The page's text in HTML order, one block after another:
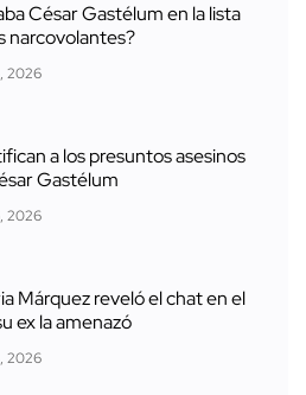
César Gastélum en la lista
narcovolantes?
2026
a los presuntos asesinos
Gastélum
2026
Márquez reveló el chat en el
ex la amenazó
2026